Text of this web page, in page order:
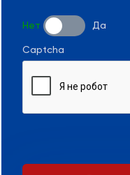
Нет Да
Captcha